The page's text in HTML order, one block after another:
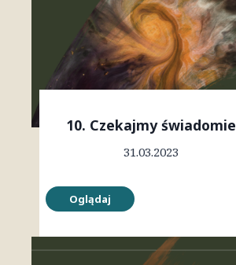
10. Czekajmy świadomie
31.03.2023
Oglądaj